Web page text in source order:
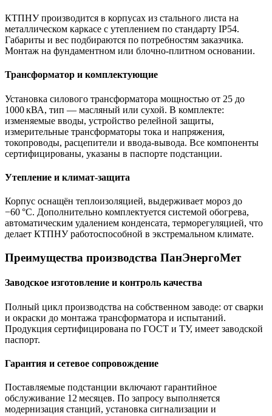
КТПНУ производится в корпусах из стального листа на
металлическом каркасе с утеплением по стандарту IP54.
Габариты и вес подбираются по потребностям заказчика.
Монтаж на фундаментном или блочно‑плитном основании.
Трансформатор и комплектующие
Установка силового трансформатора мощностью от 25 до
1000 кВА, тип — масляный или сухой. В комплекте:
изменяемые вводы, устройство релейной защиты,
измерительные трансформаторы тока и напряжения,
токопроводы, расцепители и ввода-вывода. Все компоненты
сертифицированы, указаны в паспорте подстанции.
Утепление и климат‑защита
Корпус оснащён теплоизоляцией, выдерживает мороз до
−60 °C. Дополнительно комплектуется системой обогрева,
автоматическим удалением конденсата, терморегуляцией, что
делает КТПНУ работоспособной в экстремальном климате.
Преимущества производства ПанЭнергоМет
Заводское изготовление и контроль качества
Полный цикл производства на собственном заводе: от сварки
и окраски до монтажа трансформатора и испытаний.
Продукция сертифицирована по ГОСТ и ТУ, имеет заводской
паспорт.
Гарантия и сетевое сопровождение
Поставляемые подстанции включают гарантийное
обслуживание 12 месяцев. По запросу выполняется
модернизация станций, установка сигнализации и